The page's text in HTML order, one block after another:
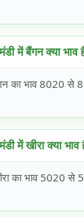
में बैंगन क्या भाव
का भाव 8020 से
खीरा क्या भाव
का भाव 5020 से